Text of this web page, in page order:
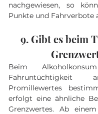
nachgewiesen, so
Punkte und Fahrverbote
9. Gibt es beim
Beim
Fahruntüchtigkeit
Promillewertes
erfolgt eine ähnliche
Grenzwertes. Ab